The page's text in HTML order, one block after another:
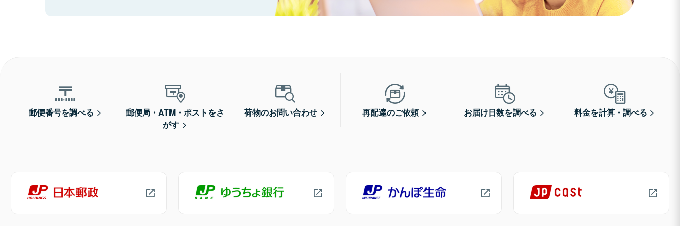
郵便番号を調べる
郵便局・ATM・ポストをさ
がす
荷物のお問い合わせ 再配達のご依頼 お届け日数を調べる 料金を計算・調べる